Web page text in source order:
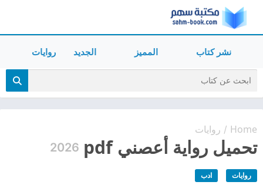
نشر كتاب المميز الجديد روايات
Home
/ روايات
تحميل رواية أعصني pdf 2026
روايات ادب